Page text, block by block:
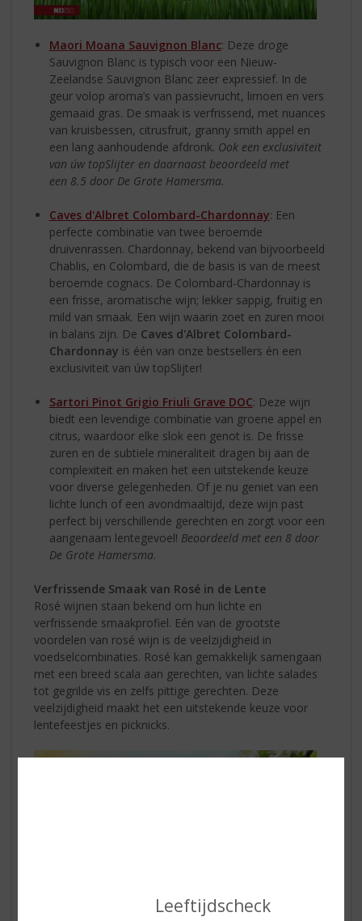
Leeftijdscheck
Maori Moana Sauvignon Blanc: Deze droge
Sauvignon Blanc is typisch voor een Nieuw-
Zeelandse Sauvignon Blanc zeer expressief. In de
geur volop aroma’s van passievrucht, limoen en vers
gemaaid gras. De smaak is verfrissend, met nuances
van kruisbessen, citrusfruit, granny smith appel en
een lang aanhoudende afdronk. Ook een exclusiviteit
van úw topSlijter en daarnaast beoordeeld met
een 8.5 door De Grote Hamersma.
Caves d'Albret Colombard-Chardonnay: Een
perfecte combinatie van twee beroemde
druivenrassen. Chardonnay, bekend van bijvoorbeeld
Chablis, en Colombard, die de basis is van de meest
beroemde cognacs. De Colombard-Chardonnay is
een frisse, aromatische wijn; lekker sappig, fruitig en
mild van smaak. Een wijn waarin zoet en zuren mooi
in balans zijn. De Caves d'Albret Colombard-
Chardonnay is één van onze bestsellers én een
exclusiviteit van úw topSlijter!
Sartori Pinot Grigio Friuli Grave DOC: Deze wijn
biedt een levendige combinatie van groene appel en
citrus, waardoor elke slok een genot is. De frisse
zuren en de subtiele mineraliteit dragen bij aan de
complexiteit en maken het een uitstekende keuze
voor diverse gelegenheden. Of je nu geniet van een
lichte lunch of een avondmaaltijd, deze wijn past
perfect bij verschillende gerechten en zorgt voor een
aangenaam lentegevoel! Beoordeeld met een 8 door
De Grote Hamersma.
Verfrissende Smaak van Rosé in de Lente
Rosé wijnen staan bekend om hun lichte en
verfrissende smaakprofiel. Eén van de grootste
voordelen van rosé wijn is de veelzijdigheid in
voedselcombinaties. Rosé kan gemakkelijk samengaan
met een breed scala aan gerechten, van lichte salades
tot gegrilde vis en zelfs pittige gerechten. Deze
veelzijdigheid maakt het een uitstekende keuze voor
lentefeestjes en picknicks.